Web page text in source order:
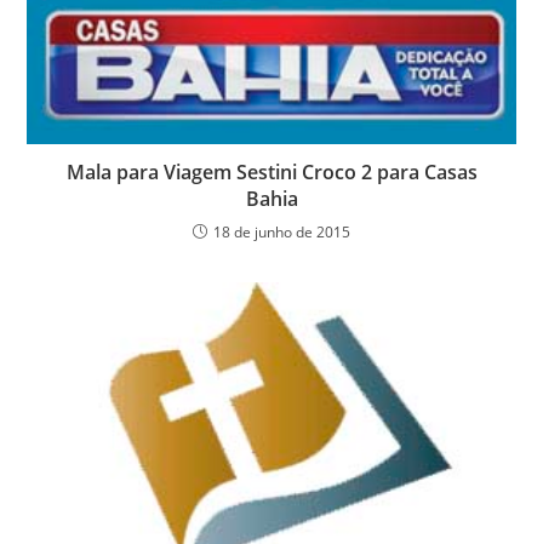
Mala para Viagem Sestini Croco 2 para Casas
Bahia
18 de junho de 2015